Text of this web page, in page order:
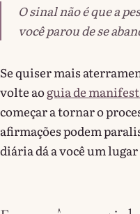
O sinal não é que a
você parou de se
Se quiser mais
volte aoguia de
começar a tornar o
afirmações podem
diária dá a você um